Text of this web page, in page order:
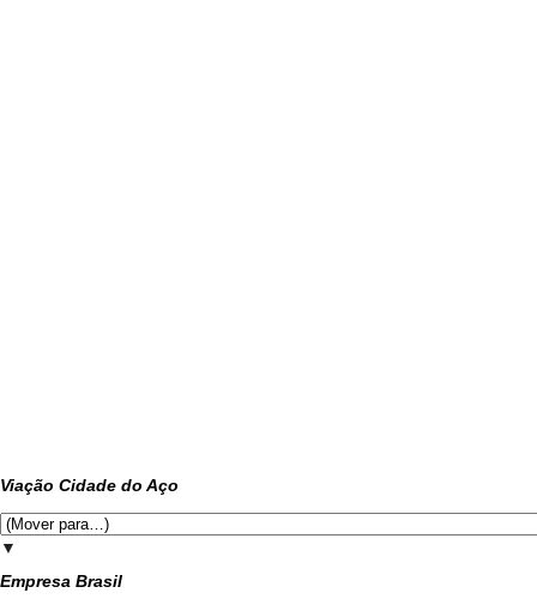
Viação Cidade do Aço
▼
Empresa Brasil